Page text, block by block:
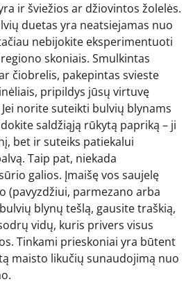
ir šviežios ar džiovintos žolelės.
duetas yra neatsiejamas nuo
nebijokite eksperimentuoti
skoniais. Smulkintas
čiobrelis, pakepintas svieste
pripildys jūsų virtuvę
norite suteikti bulvių blynams
saldžiąją rūkytą papriką – ji
bet ir suteiks patiekalui
Taip pat, niekada
galios. Įmaišę vos saujelę
(pavyzdžiui, parmezano arba
blynų tešlą, gausite traškią,
vidų, kuris privers visus
Tinkami prieskoniai yra būtent
maisto likučių sunaudojimą nuo